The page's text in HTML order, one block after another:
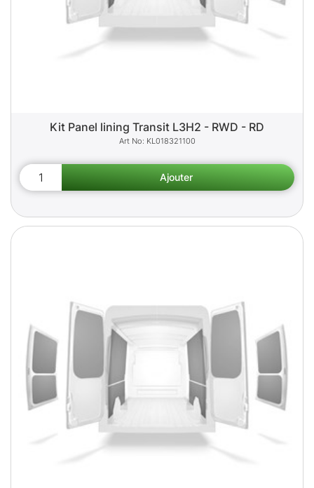
Kit Panel lining Transit L3H2 - RWD - RD
KL018321100